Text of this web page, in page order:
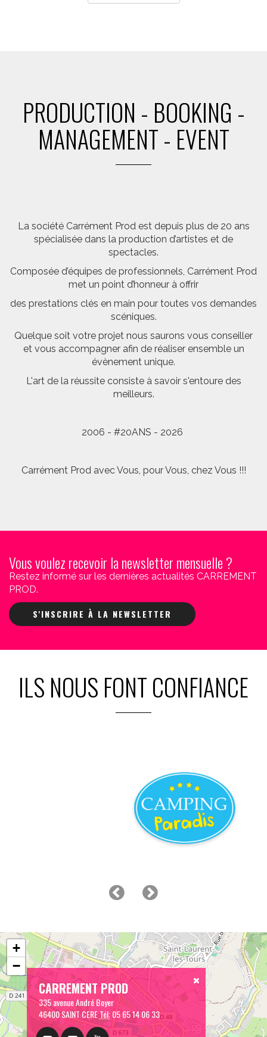
PRODUCTION - BOOKING -
MANAGEMENT - EVENT
La société Carrément Prod est depuis plus de 20 ans
spécialisée dans la production d’artistes et de
spectacles.
Composée d’équipes de professionnels, Carrément Prod
met un point d’honneur à offrir
des prestations clés en main pour toutes vos demandes
scéniques.
Quelque soit votre projet nous saurons vous conseiller
et vous accompagner afin de réaliser ensemble un
évènement unique.
L'art de la réussite consiste à savoir s'entoure des
meilleurs.
2006 - #20ANS - 2026
Carrément Prod avec Vous, pour Vous, chez Vous !!!
Vous voulez recevoir la newsletter mensuelle ?
Restez informé sur les dernières actualités CARREMENT
PROD.
S'INSCRIRE À LA NEWSLETTER
ILS NOUS FONT CONFIANCE
CARREMENT PROD
335 avenue André Boyer
46400 SAINT CERETél:05 65 14 06 33
+
−